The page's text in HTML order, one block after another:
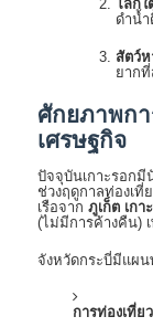
โลกใ
ดำน้ำ
สัตว์ห
ยาก
ศักยภาพกา
เศรษฐกิจ
ปัจจุบันเกาะรอกมี
ช่วงฤดูกาลท่องเที่
เรือจาก ภูเก็ต เกา
(ไม่มีการค้างคืน)
จังหวัดกระบี่มีแผ
การท่องเที่ย